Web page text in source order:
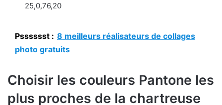
25,0,76,20
Psssssst : 8 meilleurs réalisateurs de collages
photo gratuits
Choisir les couleurs Pantone les
plus proches de la chartreuse